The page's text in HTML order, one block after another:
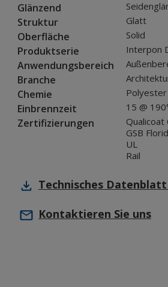
Glänzend
Struktur Glatt
Oberfläche Solid
Produktserie Interpon
Anwendungsbereich
Branche
Chemie
Einbrennzeit 15 @
Zertifizierungen
Qualicoat
GSB
UL
Rail
Technisches Datenblatt
Kontaktieren Sie uns